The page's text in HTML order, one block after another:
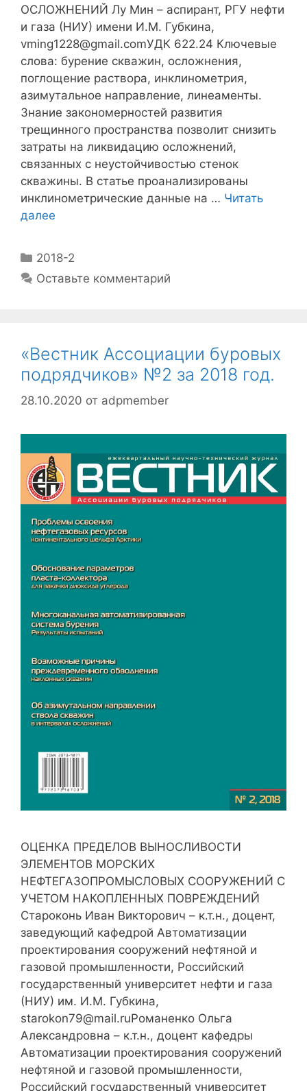
ОСЛОЖНЕНИЙ Лу Мин – аспирант, РГУ нефти
и газа (НИУ) имени И.М. Губкина,
vming1228@gmail.comУДК 622.24 Ключевые
слова: бурение скважин, осложнения,
поглощение раствора, инклинометрия,
азимутальное направление, линеаменты.
Знание закономерностей развития
трещинного пространства позволит снизить
затраты на ликвидацию осложнений,
связанных с неустойчивостью стенок
скважины. В статье проанализированы
инклинометрические данные на … Читать
далее
2018-2
Оставьте комментарий
«Вестник Ассоциации буровых
подрядчиков» №2 за 2018 год.
28.10.2020 от adpmember
ОЦЕНКА ПРЕДЕЛОВ ВЫНОСЛИВОСТИ
ЭЛЕМЕНТОВ МОРСКИХ
НЕФТЕГАЗОПРОМЫСЛОВЫХ СООРУЖЕНИЙ С
УЧЕТОМ НАКОПЛЕННЫХ ПОВРЕЖДЕНИЙ
Староконь Иван Викторович – к.т.н., доцент,
заведующий кафедрой Автоматизации
проектирования сооружений нефтяной и
газовой промышленности, Российский
государственный университет нефти и газа
(НИУ) им. И.М. Губкина,
starokon79@mail.ruРоманенко Ольга
Александровна – к.т.н., доцент кафедры
Автоматизации проектирования сооружений
нефтяной и газовой промышленности,
Российский государственный университет